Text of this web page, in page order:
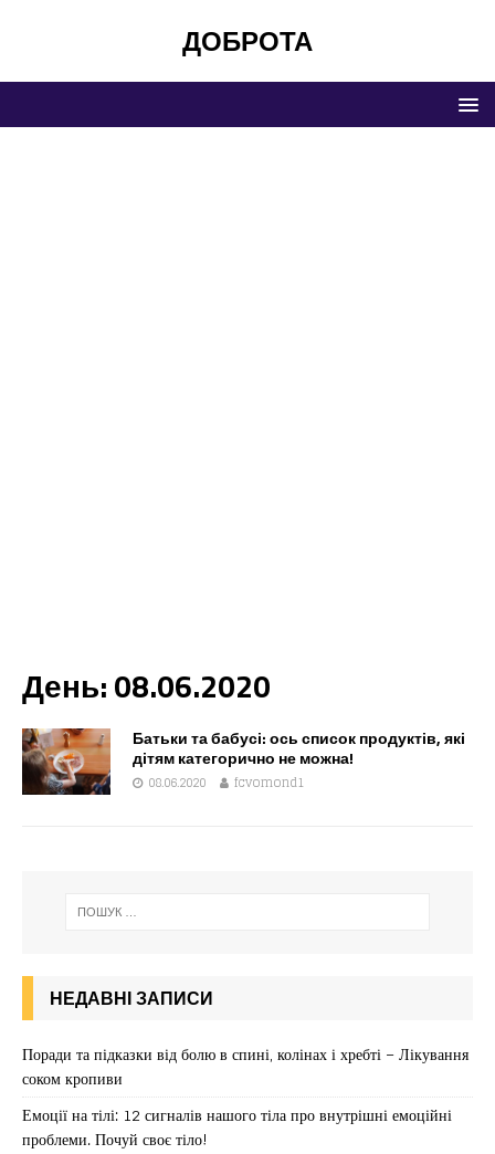
ДОБРОТА
День:08.06.2020
Батьки та бабусі: ось список продуктів, які
дітям категорично не можна!
08.06.2020 fcvomond1
НЕДАВНІ ЗАПИСИ
Поради та підказки від болю в спині, колінах і хребті – Лікування
соком кропиви
Емоції на тілі: 12 сигналів нашого тіла про внутрішні емоційні
проблеми. Почуй своє тіло!